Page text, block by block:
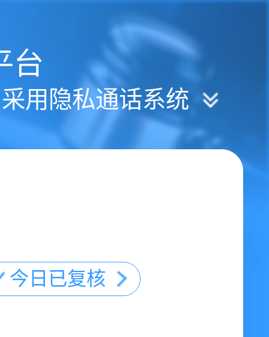
台
用隐私通话系统
今日已复核